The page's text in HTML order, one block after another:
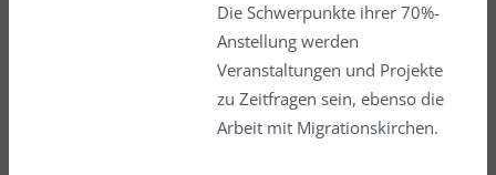
Die Schwerpunkte ihrer 70%-
Anstellung werden
Veranstaltungen und Projekte
zu Zeitfragen sein, ebenso die
Arbeit mit Migrationskirchen.